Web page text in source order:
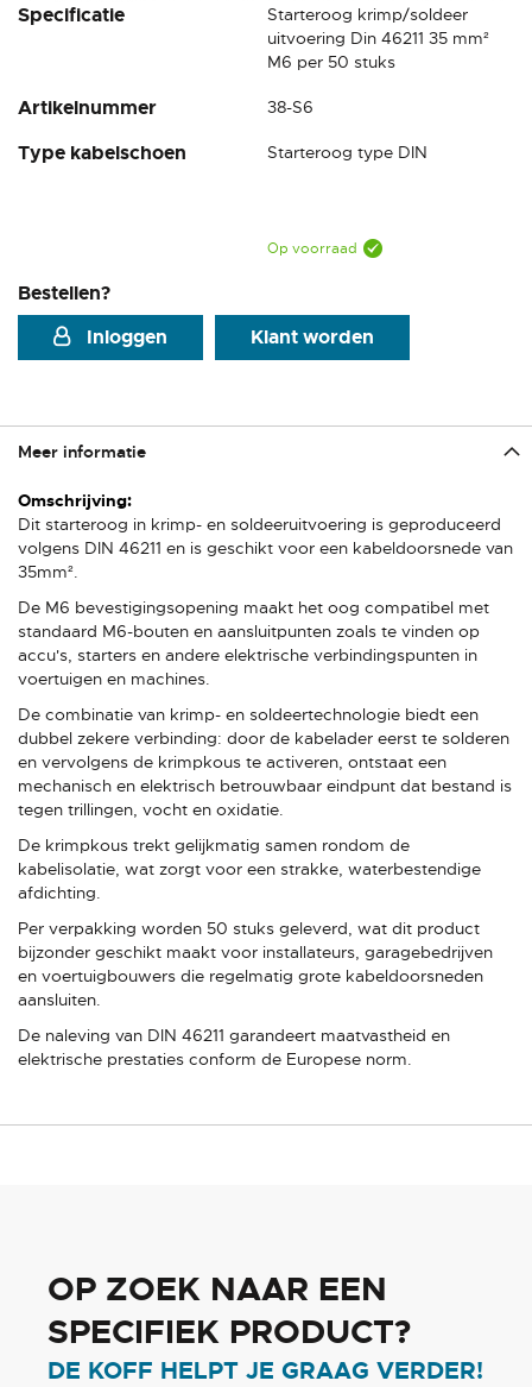
Specificatie
Starteroog krimp/soldeer
uitvoering Din 46211 35 mm²
M6 per 50 stuks
Artikelnummer 38-S6
Type kabelschoen Starteroog type DIN
Op voorraad
Bestellen?
Inloggen
Klant worden
Ga
van
afbeeldingen-
Meer informatie
Meer
informatie
Dit starteroog in krimp- en soldeeruitvoering is geproduceerd
volgens DIN 46211 en is geschikt voor een kabeldoorsnede van
35mm².
De M6 bevestigingsopening maakt het oog compatibel met
standaard M6-bouten en aansluitpunten zoals te vinden op
accu's, starters en andere elektrische verbindingspunten in
voertuigen en machines.
De combinatie van krimp- en soldeertechnologie biedt een
dubbel zekere verbinding: door de kabelader eerst te solderen
en vervolgens de krimpkous te activeren, ontstaat een
mechanisch en elektrisch betrouwbaar eindpunt dat bestand is
tegen trillingen, vocht en oxidatie.
De krimpkous trekt gelijkmatig samen rondom de
kabelisolatie, wat zorgt voor een strakke, waterbestendige
afdichting.
Per verpakking worden 50 stuks geleverd, wat dit product
bijzonder geschikt maakt voor installateurs, garagebedrijven
en voertuigbouwers die regelmatig grote kabeldoorsneden
aansluiten.
De naleving van DIN 46211 garandeert maatvastheid en
elektrische prestaties conform de Europese norm.
OP ZOEK NAAR EEN
SPECIFIEK PRODUCT?
DE KOFF HELPT JE GRAAG VERDER!